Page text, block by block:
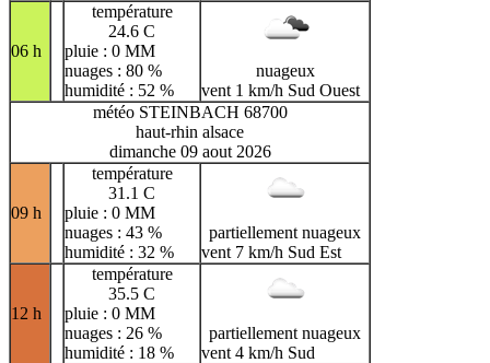
06 h
température
24.6 C
pluie : 0 MM
nuages : 80 %
humidité : 52 %
nuageux
vent 1 km/h Sud Ouest
météo STEINBACH 68700
haut-rhin alsace
dimanche 09 aout 2026
09 h
température
31.1 C
pluie : 0 MM
nuages : 43 %
humidité : 32 %
partiellement nuageux
vent 7 km/h Sud Est
12 h
température
35.5 C
pluie : 0 MM
nuages : 26 %
humidité : 18 %
partiellement nuageux
vent 4 km/h Sud